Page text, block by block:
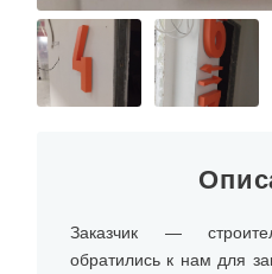
Заказчик —
обратились к нам для